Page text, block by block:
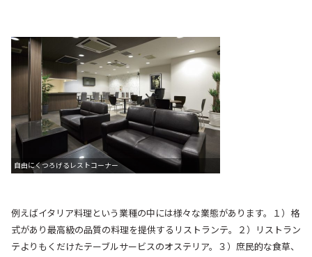
自由にくつろげるレストコーナー
例えばイタリア料理という業種の中には様々な業態があります。
１）格
式があり最高級の品質の料理を提供するリストランテ。
２）リストラン
テよりもくだけたテーブルサービスのオステリア。
３）庶民的な食草、